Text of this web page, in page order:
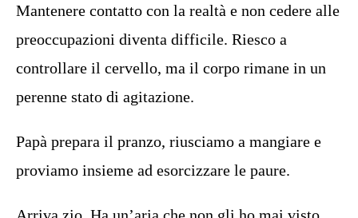
Mantenere contatto con la realtà e non cedere alle
preoccupazioni diventa difficile. Riesco a
controllare il cervello, ma il corpo rimane in un
perenne stato di agitazione.
Papà prepara il pranzo, riusciamo a mangiare e
proviamo insieme ad esorcizzare le paure.
Arriva zio. Ha un’aria che non gli ho mai visto